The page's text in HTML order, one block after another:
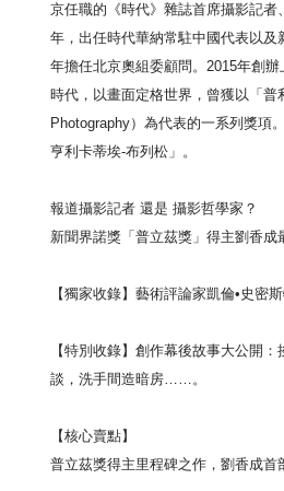
京任職的《時代》雜誌首席攝影記
年，出任時代華納常駐中國代表以
年擔任北京奧組委顧問。2015年創
時代，以畫面定格世界，曾獲以「
Photography）為代表的一系列獎項
亨利卡蒂埃-布列松」。
報道攝影記者 還是 攝影哲學家？
新聞界諾獎「普立茲獎」得主劉香成
【獨家收錄】藝術評論家凱倫•史密
【特別收錄】創作幕後故事大公開
談，洗手間造暗房……。
【核心賣點】
普立茲獎得主里程碑之作，劉香成首